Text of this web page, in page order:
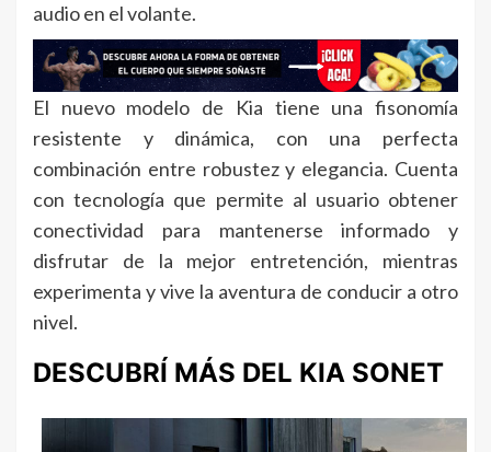
audio en el volante.
El nuevo modelo de Kia tiene una fisonomía
resistente y dinámica, con una perfecta
combinación entre robustez y elegancia. Cuenta
con tecnología que permite al usuario obtener
conectividad para mantenerse informado y
disfrutar de la mejor entretención, mientras
experimenta y vive la aventura de conducir a otro
nivel.
DESCUBRÍ MÁS DEL KIA SONET